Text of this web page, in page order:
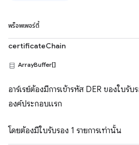
พร็อพเพอร์ตี้
certificateChain
ArrayBuffer[]
อาร์เรย์ต้องมีการเข้ารหัส DER ของใบรั
องค์ประกอบแรก
โดยต้องมีใบรับรอง 1 รายการเท่านั้น